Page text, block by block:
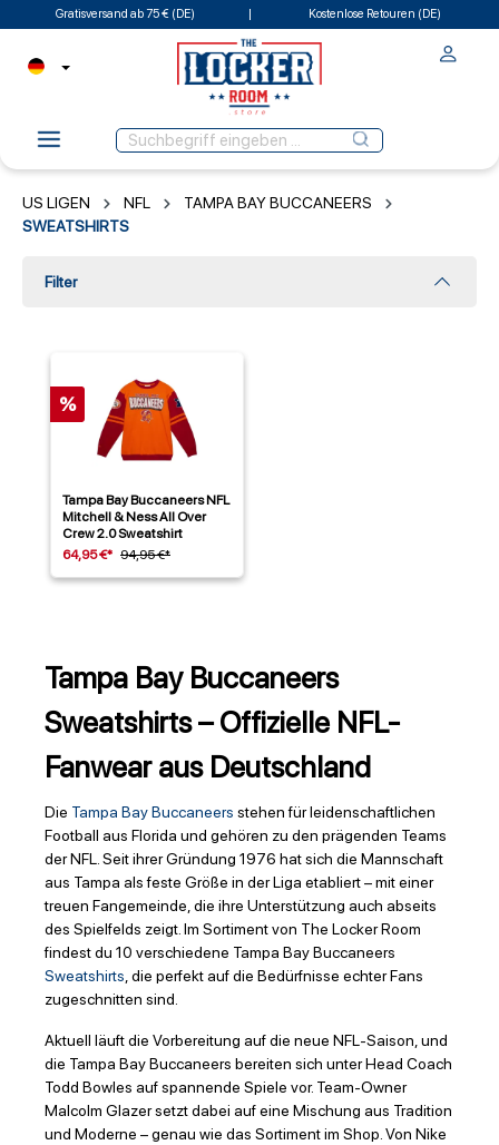
Gratisversand ab 75 € (DE) Kostenlose Retouren (DE)
US LIGEN NFL
TAMPA BAY BUCCANEERS
SWEATSHIRTS
Filter
%
Tampa Bay Buccaneers NFL
Mitchell & Ness All Over
Crew 2.0 Sweatshirt
64,95 €* 94,95 €*
Tampa Bay Buccaneers
Sweatshirts – Offizielle NFL-
Fanwear aus Deutschland
Die Tampa Bay Buccaneers stehen für leidenschaftlichen
Football aus Florida und gehören zu den prägenden Teams
der NFL. Seit ihrer Gründung 1976 hat sich die Mannschaft
aus Tampa als feste Größe in der Liga etabliert – mit einer
treuen Fangemeinde, die ihre Unterstützung auch abseits
des Spielfelds zeigt. Im Sortiment von The Locker Room
findest du 10 verschiedene Tampa Bay Buccaneers
Sweatshirts, die perfekt auf die Bedürfnisse echter Fans
zugeschnitten sind.
Aktuell läuft die Vorbereitung auf die neue NFL-Saison, und
die Tampa Bay Buccaneers bereiten sich unter Head Coach
Todd Bowles auf spannende Spiele vor. Team-Owner
Malcolm Glazer setzt dabei auf eine Mischung aus Tradition
und Moderne – genau wie das Sortiment im Shop. Von Nike